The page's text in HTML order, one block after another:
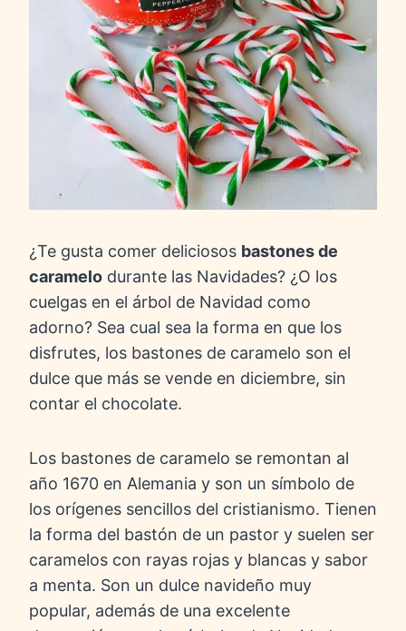
¿Te gusta comer deliciosos bastones de
caramelo durante las Navidades? ¿O los
cuelgas en el árbol de Navidad como
adorno? Sea cual sea la forma en que los
disfrutes, los bastones de caramelo son el
dulce que más se vende en diciembre, sin
contar el chocolate.
Los bastones de caramelo se remontan al
año 1670 en Alemania y son un símbolo de
los orígenes sencillos del cristianismo. Tienen
la forma del bastón de un pastor y suelen ser
caramelos con rayas rojas y blancas y sabor
a menta. Son un dulce navideño muy
popular, además de una excelente